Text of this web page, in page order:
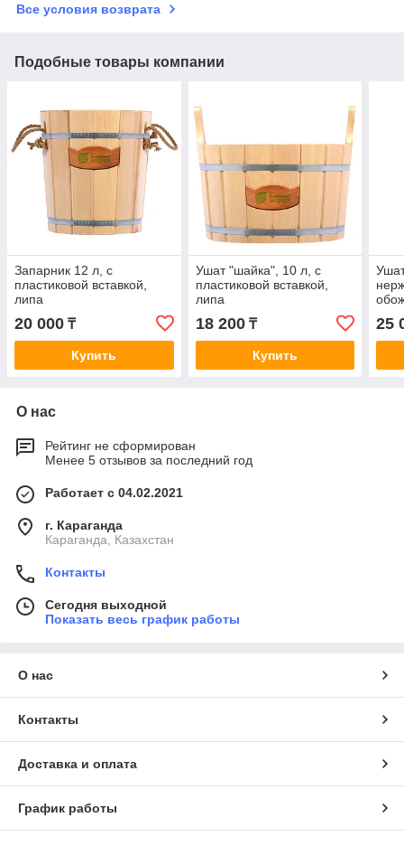
Все условия возврата
Подобные товары компании
Запарник 12 л, с
пластиковой вставкой,
липа
20 000 ₸
Купить
Ушат "шайка", 10 л, с
пластиковой вставкой,
липа
18 200₸
Купить
25
О нас
Рейтинг не сформирован
Менее 5 отзывов за последний год
Работает с 04.02.2021
г. Караганда
Караганда, Казахстан
Контакты
Сегодня выходной
Показать весь график работы
О нас
Контакты
Доставка и оплата
График работы